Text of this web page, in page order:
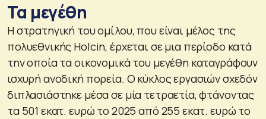
Τα μεγέθη
Η στρατηγική του ομίλου, που είναι μέλος της
πολυεθνικής Holcin, έρχεται σε μια περίοδο κατά
την οποία τα οικονομικά του μεγέθη καταγράφουν
ισχυρή ανοδική πορεία. Ο κύκλος εργασιών σχεδόν
διπλασιάστηκε μέσα σε μία τετραετία, φτάνοντας
τα 501 εκατ. ευρώ το 2025 από 255 εκατ. ευρώ το